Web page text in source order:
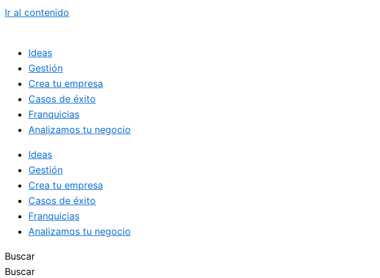
Ir al contenido
Ideas
Gestión
Crea tu empresa
Casos de éxito
Franquicias
Analizamos tu negocio
Ideas
Gestión
Crea tu empresa
Casos de éxito
Franquicias
Analizamos tu negocio
Buscar
Buscar